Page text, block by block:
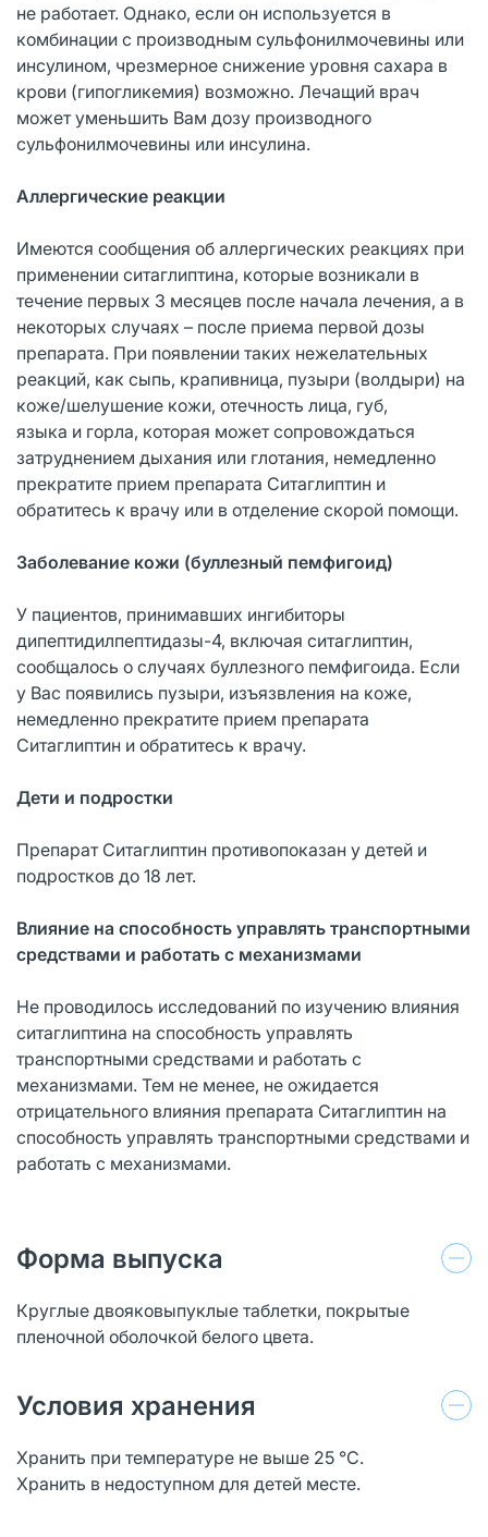
не работает. Однако, если он используется в
комбинации с производным сульфонилмочевины или
инсулином, чрезмерное снижение уровня сахара в
крови (гипогликемия) возможно. Лечащий врач
может уменьшить Вам дозу производного
сульфонилмочевины или инсулина.
Аллергические реакции
Имеются сообщения об аллергических реакциях при
применении ситаглиптина, которые возникали в
течение первых 3 месяцев после начала лечения, а в
некоторых случаях – после приема первой дозы
препарата. При появлении таких нежелательных
реакций, как сыпь, крапивница, пузыри (волдыри) на
коже/шелушение кожи, отечность лица, губ,
языка и горла, которая может сопровождаться
затруднением дыхания или глотания, немедленно
прекратите прием препарата Ситаглиптин и
обратитесь к врачу или в отделение скорой помощи.
Заболевание кожи (буллезный пемфигоид)
У пациентов, принимавших ингибиторы
дипептидилпептидазы-4, включая ситаглиптин,
сообщалось о случаях буллезного пемфигоида. Если
у Вас появились пузыри, изъязвления на коже,
немедленно прекратите прием препарата
Ситаглиптин и обратитесь к врачу.
Дети и подростки
Препарат Ситаглиптин противопоказан у детей и
подростков до 18 лет.
Влияние на способность управлять транспортными
средствами и работать с механизмами
Не проводилось исследований по изучению влияния
ситаглиптина на способность управлять
транспортными средствами и работать с
механизмами. Тем не менее, не ожидается
отрицательного влияния препарата Ситаглиптин на
способность управлять транспортными средствами и
работать с механизмами.
Форма выпуска
Круглые двояковыпуклые таблетки, покрытые
пленочной оболочкой белого цвета.
Условия хранения
Хранить при температуре не выше 25 °С.
Хранить в недоступном для детей месте.